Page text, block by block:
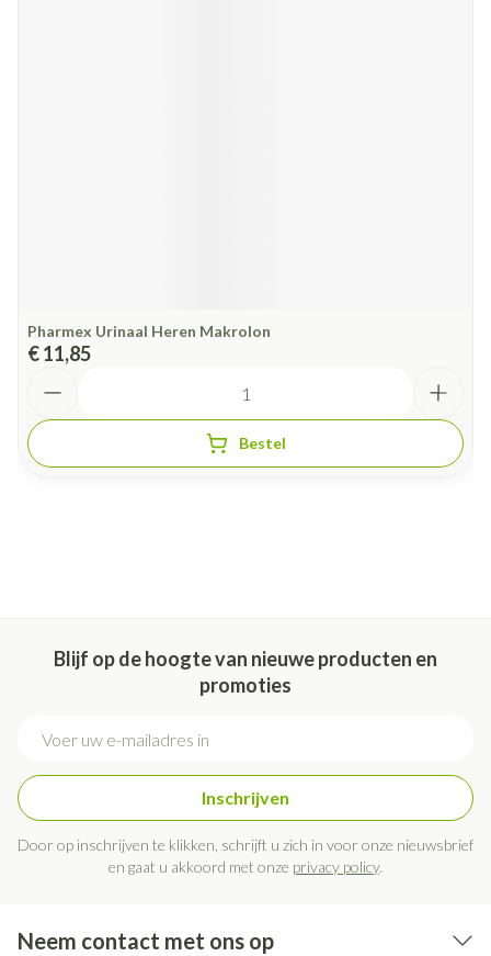
Pharmex Urinaal Heren Makrolon
€ 11,85
Bestel
Blijf op de hoogte van nieuwe producten en
promoties
Inschrijven
Door op inschrijven te klikken, schrijft u zich in voor onze nieuwsbrief
en gaat u akkoord met onze privacy policy.
Neem contact met ons op